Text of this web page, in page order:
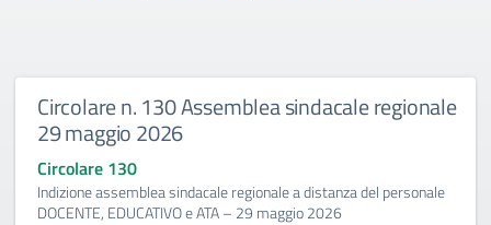
Circolare n. 130 Assemblea sindacale regionale
29 maggio 2026
Circolare 130
Indizione assemblea sindacale regionale a distanza del personale
DOCENTE, EDUCATIVO e ATA – 29 maggio 2026